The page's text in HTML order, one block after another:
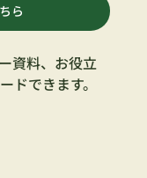
ら
資料、お役立
ドできます。